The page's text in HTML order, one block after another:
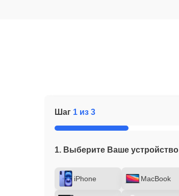
Шаг 1 из 3
1. Выберите Ваше устройство
iPhone MacBook